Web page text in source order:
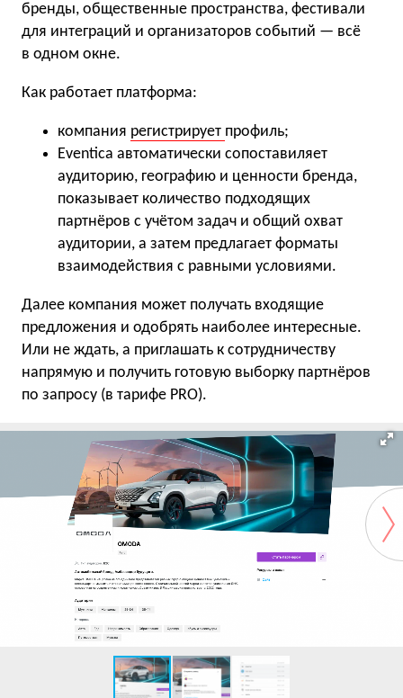
бренды, общественные пространства, фестивали
для интеграций и организаторов событий — всё
в одном окне.
Как работает платформа:
компания регистрирует профиль;
Eventica автоматически сопоставиляет
аудиторию, географию и ценности бренда,
показывает количество подходящих
партнёров с учётом задач и общий охват
аудитории, а затем предлагает форматы
взаимодействия с равными условиями.
Далее компания может получать входящие
предложения и одобрять наиболее интересные.
Или не ждать, а приглашать к сотрудничеству
напрямую и получить готовую выборку партнёров
по запросу (в тарифе PRO).